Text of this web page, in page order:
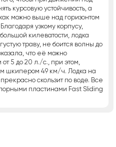
курсовую устойчивость, а
можно выше над горизонтом
узкому корпусу,
килеватости, лодка
траву, не боится волны до
что её можно
5 до 20 л./с., при этом,
шкипером 49 км/ч. Лодка на
скользит по воде. Все
пластинами Fast Sliding